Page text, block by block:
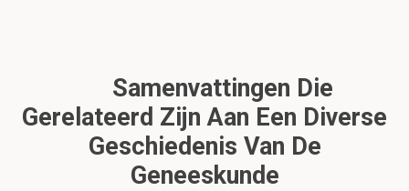
Samenvattingen Die
Gerelateerd Zijn Aan Een Diverse
Geschiedenis Van De
Geneeskunde